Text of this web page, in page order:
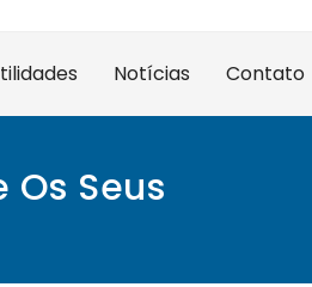
Notícias Contato
Seus